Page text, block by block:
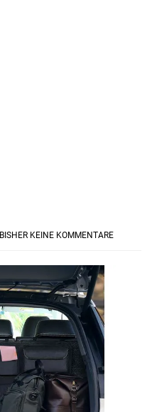
BISHER KEINE KOMMENTARE